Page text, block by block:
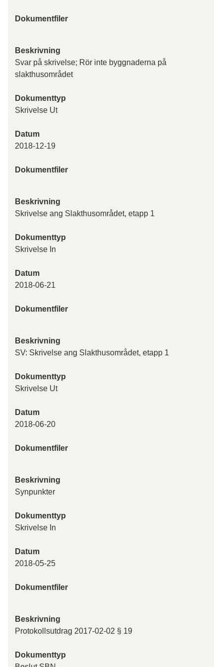
Dokumentfiler
Beskrivning
Svar på skrivelse; Rör inte byggnaderna på
slakthusområdet
Dokumenttyp
Skrivelse Ut
Datum
2018-12-19
Dokumentfiler
Beskrivning
Skrivelse ang Slakthusområdet, etapp 1
Dokumenttyp
Skrivelse In
Datum
2018-06-21
Dokumentfiler
Beskrivning
SV: Skrivelse ang Slakthusområdet, etapp 1
Dokumenttyp
Skrivelse Ut
Datum
2018-06-20
Dokumentfiler
Beskrivning
Synpunkter
Dokumenttyp
Skrivelse In
Datum
2018-05-25
Dokumentfiler
Beskrivning
Protokollsutdrag 2017-02-02 § 19
Dokumenttyp